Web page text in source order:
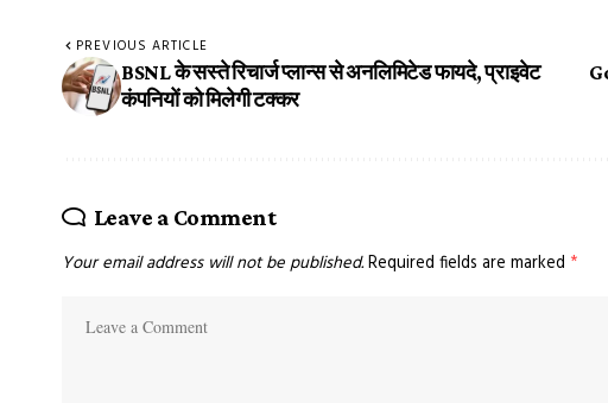
PREVIOUS ARTICLE
BSNL के सस्ते रिचार्ज प्लान्स से अनलिमिटेड फायदे, प्राइवेट
कंपनियों को मिलेगी टक्कर
Leave a Comment
Your email address will not be published.Required fields are marked *